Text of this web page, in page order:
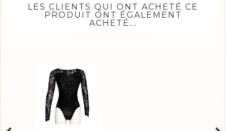
LES CLIENTS QUI ONT ACHETÉ CE
PRODUIT ONT ÉGALEMENT
ACHETÉ...